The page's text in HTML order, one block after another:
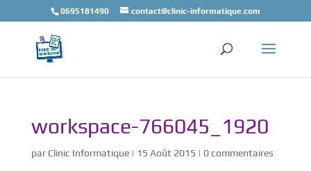
0695181490 contact@clinic-informatique.com
workspace-766045_1920
par Clinic Informatique| 15 Août 2015 | 0 commentaires